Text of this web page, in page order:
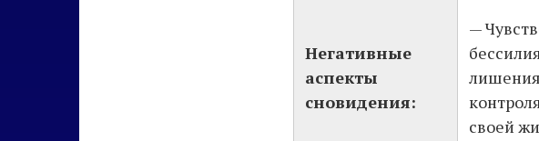
Негативные
аспекты
сновидения:
—
лишения
своей